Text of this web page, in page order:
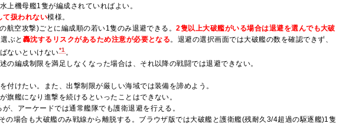
上機母艦1隻が編成されていればよい。
て扱われない模様。
航空攻撃)ごとに編成順の若い1隻のみ退避できる。2隻以上大破艦がいる場合は退避を選んでも大破
ぶと 轟沈するリスクがあるため注意が必要となる。退避の選択画面では大破艦の数を確認できず、
ないといけない*1。
編成制限を満足しなくなった場合は、それ以降の戦闘では退避できない。
けたい。また、出撃制限が厳しい海域では装備を諦めよう。
艦になり進撃を続けるといったことはできない。
、アーケードでは通常艦隊でも護衛退避を行える。
の場合も大破艦のみ戦線から離脱する。ブラウザ版では大破艦と護衛艦(残耐久3/4超過の駆逐艦)1隻